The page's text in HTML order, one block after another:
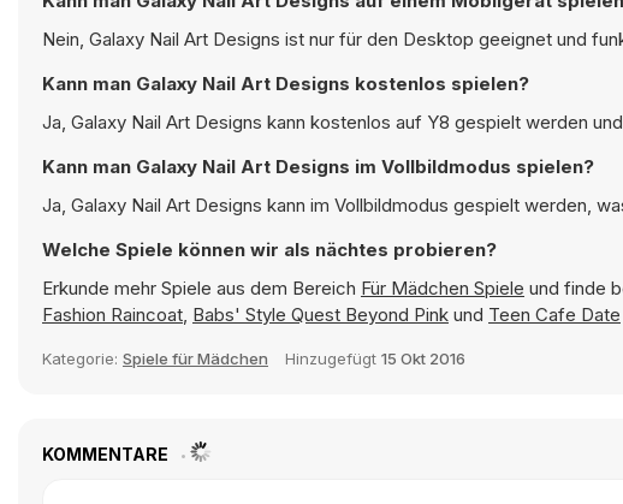
Nein, Galaxy Nail Art Designs ist nur für den Desktop geeignet und
Kann man Galaxy Nail Art Designs kostenlos spielen?
Ja, Galaxy Nail Art Designs kann kostenlos auf Y8 gespielt werden
Kann man Galaxy Nail Art Designs im Vollbildmodus spielen?
Ja, Galaxy Nail Art Designs kann im Vollbildmodus gespielt werden,
Welche Spiele können wir als nächtes probieren?
Erkunde mehr Spiele aus dem Bereich Für Mädchen Spiele und finde
Fashion Raincoat, Babs' Style Quest Beyond Pink und Teen Cafe Date
Kategorie: Spiele für Mädchen Hinzugefügt 15 Okt 2016
KOMMENTARE